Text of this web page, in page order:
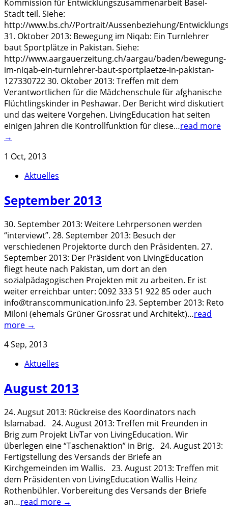
Kommission für Entwicklungszusammenarbeit Basel-
Stadt teil. Siehe:
http://www.bs.ch//Portrait/Aussenbeziehung/
31. Oktober 2013: Bewegung im Niqab: Ein Turnlehrer
baut Sportplätze in Pakistan. Siehe:
http://www.aargauerzeitung.ch/aargau/baden/bewegung-
im-niqab-ein-turnlehrer-baut-sportplaetze-in-pakistan-
127330722 30. Oktober 2013: Treffen mit dem
Verantwortlichen für die Mädchenschule für afghanische
Flüchtlingskinder in Peshawar. Der Bericht wird diskutiert
und das weitere Vorgehen. LivingEducation hat seiten
einigen Jahren die Kontrollfunktion für diese…read more
→
1 Oct, 2013
Aktuelles
September 2013
30. September 2013: Weitere Lehrpersonen werden
“interviewt”. 28. September 2013: Besuch der
verschiedenen Projektorte durch den Präsidenten. 27.
September 2013: Der Präsident von LivingEducation
fliegt heute nach Pakistan, um dort an den
sozialpädagogischen Projekten mit zu arbeiten. Er ist
weiter erreichbar unter: 0092 333 51 922 85 oder auch
info@transcommunication.info 23. September 2013: Reto
Miloni (ehemals Grüner Grossrat und Architekt)…read
more →
4 Sep, 2013
Aktuelles
August 2013
24. Augsut 2013: Rückreise des Koordinators nach
Islamabad. 24. August 2013: Treffen mit Freunden in
Brig zum Projekt LivTar von LivingEducation. Wir
überlegen eine “Taschenaktion” in Brig. 24. August 2013:
Fertigstellung des Versands der Briefe an
Kirchgemeinden im Wallis. 23. August 2013: Treffen mit
dem Präsidenten von LivingEducation Wallis Heinz
Rothenbühler. Vorbereitung des Versands der Briefe
an…read more →